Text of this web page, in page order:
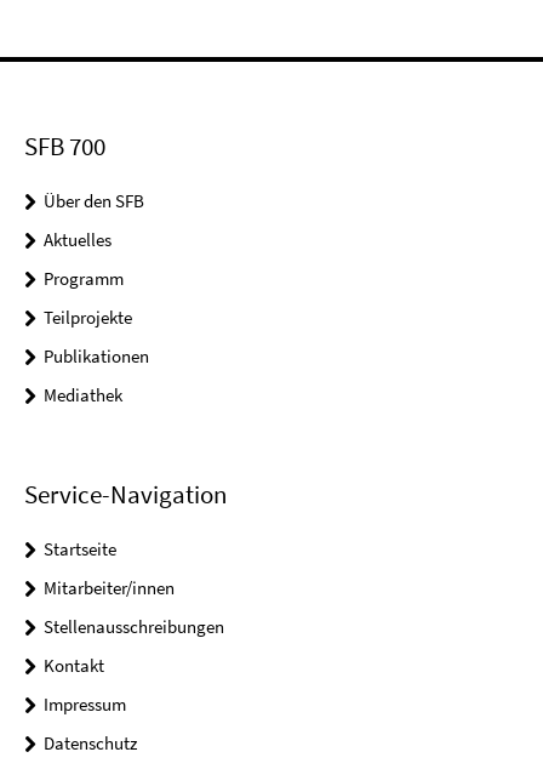
SFB 700
Über den SFB
Aktuelles
Programm
Teilprojekte
Publikationen
Mediathek
Service-Navigation
Startseite
Mitarbeiter/innen
Stellenausschreibungen
Kontakt
Impressum
Datenschutz